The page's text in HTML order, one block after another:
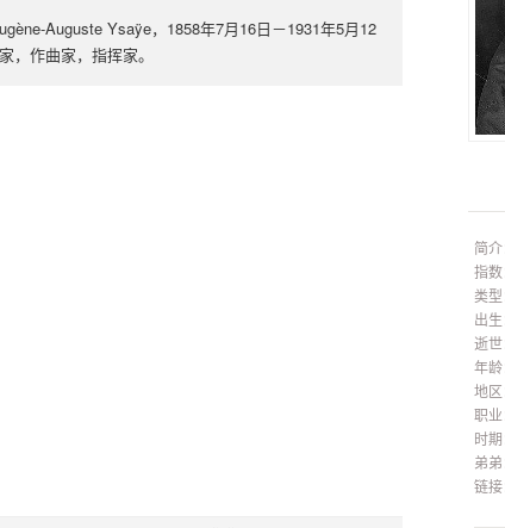
Auguste Ysaÿe，1858年7月16日－1931年5月12
，作曲家，指挥家。
简介
指数
类型
出生
逝世
年龄
地区
职业
时期
弟弟
链接